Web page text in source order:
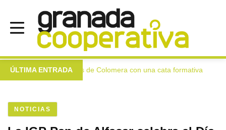
ÚLTIMA ENTRADA
extra a las mujeres de Colomera con una cata formativa
NOTICIAS